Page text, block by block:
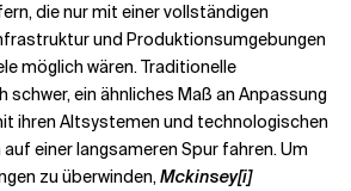
die nur mit einer vollständigen
und Produktionsumgebungen
möglich wären. Traditionelle
schwer, ein ähnliches Maß an Anpassung
ihren Altsystemen und technologischen
einer langsameren Spur fahren. Um
zu überwinden,Mckinsey[i]